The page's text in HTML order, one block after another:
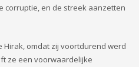
corruptie, en de streek aanzetten
Hirak, omdat zij voortdurend werd
ze een voorwaardelijke